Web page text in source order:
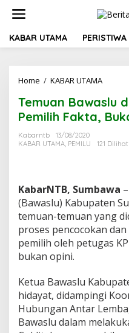
t
KABAR UTAMA PERISTIWA
Home / KABAR UTAMA
m
u
a
B
s
l
u
d
i
P
s
e
s
C
o
Temuan Bawaslu
Pemilih Fakta,
Kabarntb
13/08/2020
KABAR UTAMA, PEMILU 121 Dilihat
KabarNTB, Sumbawa
(Bawaslu) Kabupaten
temuan-temuan yang
proses pencocokan
pemilih oleh petugas
bukan opini.
Ketua Bawaslu
hidayat, didampingi
Hubungan Antar
Bawaslu dalam